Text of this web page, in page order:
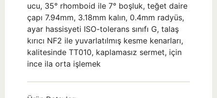
ucu, 35° rhomboid ile 7° boşluk, teğet daire
çapı 7.94mm, 3.18mm kalın, 0.4mm radyüs,
ayar hassisyeti ISO-tolerans sınıfı G, talaş
kırıcı NF2 ile yuvarlatılmış kesme kenarları,
kalitesinde TT010, kaplamasız sermet, için
ince ila orta işlemek